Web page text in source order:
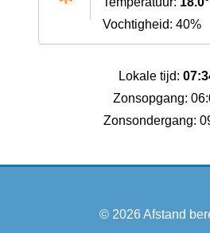
Vochtigheid: 40%
Lokale tijd:
Zonsopgang:
Zonsondergang:
© 2026Afstand